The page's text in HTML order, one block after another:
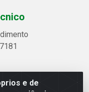
e de
Alegre, 2521 -